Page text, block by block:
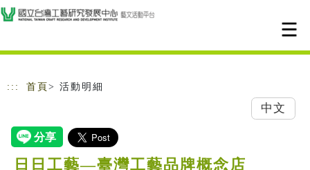
跳到主要內容
網站導覽
::: 首頁 > 活動明細
中文
日日工藝—臺灣工藝品牌概念店